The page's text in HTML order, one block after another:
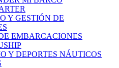
Y GESTIÓN DE
EMBARCACIONES
Y DEPORTES NÁUTICOS